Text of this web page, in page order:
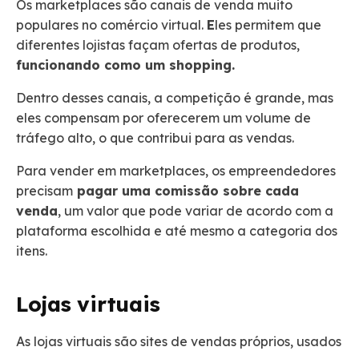
Os marketplaces são canais de venda muito
populares no comércio virtual. Eles permitem que
diferentes lojistas façam ofertas de produtos,
funcionando como um shopping.
Dentro desses canais, a competição é grande, mas
eles compensam por oferecerem um volume de
tráfego alto, o que contribui para as vendas.
Para vender em marketplaces, os empreendedores
precisam pagar uma comissão sobre cada
venda, um valor que pode variar de acordo com a
plataforma escolhida e até mesmo a categoria dos
itens.
Lojas virtuais
As lojas virtuais são sites de vendas próprios, usados